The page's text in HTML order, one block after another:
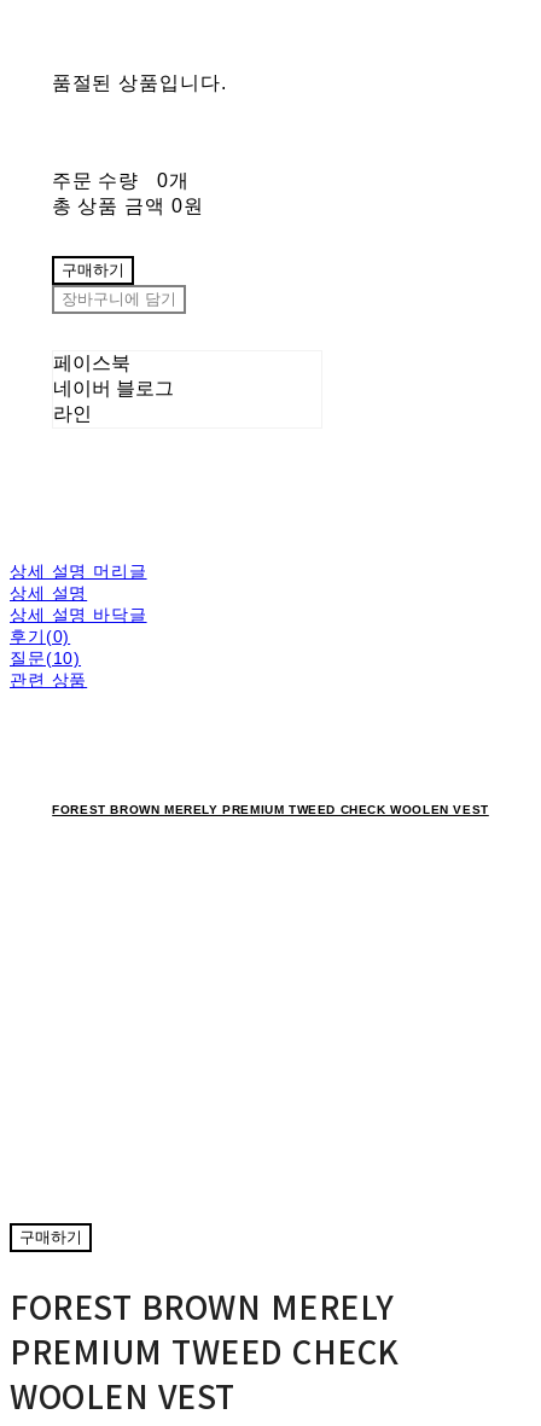
품절된 상품입니다.
주문 수량
0개
총 상품 금액 0원
구매하기
장바구니에 담기
페이스북
네이버 블로그
라인
상세 설명 머리글
상세 설명
상세 설명 바닥글
후기(0)
질문(10)
관련 상품
FOREST BROWN MERELY PREMIUM TWEED CHECK WOOLEN VEST
구매하기
FOREST BROWN MERELY
PREMIUM TWEED CHECK
WOOLEN VEST